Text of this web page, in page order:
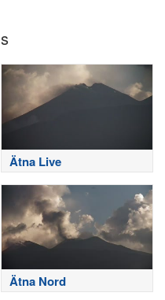
Ätna Live
Ätna Nord